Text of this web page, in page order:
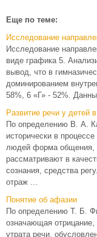
Еще по теме:
Исследование
Исследование
виде графика 5.
вывод, что в
доминированием
58%, 6 «Г» - 52%.
Развитие речи у детей
По определению В. А.
исторически в
людей форма общения,
рассматривают в
сознания, средства
отраж ...
Понятие об афазии
По определению Т. Б.
означающая отрицание,
утрата речи,